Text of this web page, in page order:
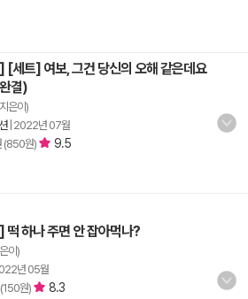
[세트] 여보, 그건 당신의 오해 같은데요
결)
은이)
| 2022년 07월
(850원) 9.5
떡 하나 주면 안 잡아먹나?
이)
년 05월
원) 8.3